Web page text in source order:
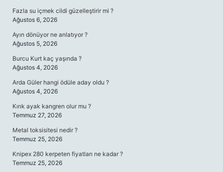
Fazla su içmek cildi güzelleştirir mi ?
Ağustos 6, 2026
Ayın dönüyor ne anlatıyor ?
Ağustos 5, 2026
Burcu Kurt kaç yaşında ?
Ağustos 4, 2026
Arda Güler hangi ödüle aday oldu ?
Ağustos 4, 2026
Kırık ayak kangren olur mu ?
Temmuz 27, 2026
Metal toksisitesi nedir ?
Temmuz 25, 2026
Knipex 280 kerpeten fiyatları ne kadar ?
Temmuz 25, 2026